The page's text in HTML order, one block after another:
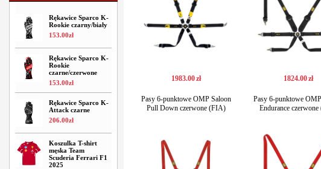
Rękawice Sparco K-
Rookie czarny/biały
153.00zł
Rękawice Sparco K-
Rookie
czarne/czerwone
153.00zł
Rękawice Sparco K-
Attack czarne
206.00zł
Koszulka T-shirt
męska Team
Scuderia Ferrari F1
2025
1983.00zł 1824.00zł
Pasy 6-punktowe OMP Saloon
Pull Down czerwone (FIA)
Pasy 6-punktowe
Endurance